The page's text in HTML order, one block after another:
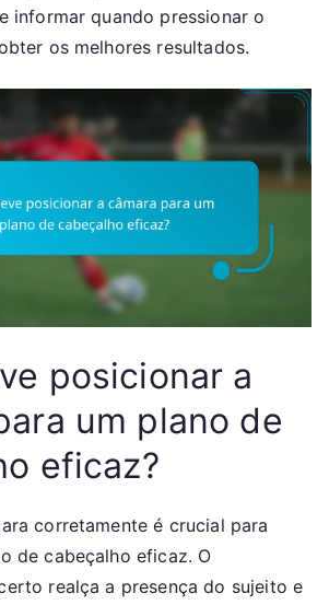
informar quando pressionar o
os melhores resultados.
posicionar a
um plano de
eficaz?
corretamente é crucial para
de cabeçalho eficaz. O
realça a presença do sujeito e